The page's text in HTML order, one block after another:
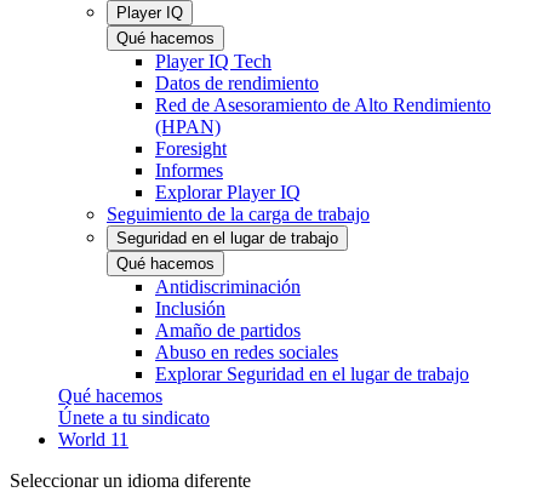
Player IQ
Qué hacemos
Player IQ Tech
Datos de rendimiento
Red de Asesoramiento de Alto Rendimiento
(HPAN)
Foresight
Informes
Explorar Player IQ
Seguimiento de la carga de trabajo
Seguridad en el lugar de trabajo
Qué hacemos
Antidiscriminación
Inclusión
Amaño de partidos
Abuso en redes sociales
Explorar Seguridad en el lugar de trabajo
Qué hacemos
Únete a tu sindicato
World 11
Seleccionar un idioma diferente